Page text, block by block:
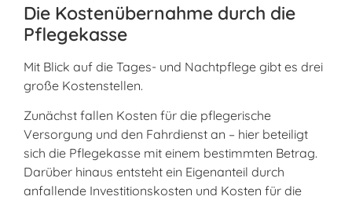
Die Kostenübernahme durch die
Pflegekasse
Mit Blick auf die Tages- und Nachtpflege gibt es drei
große Kostenstellen.
Zunächst fallen Kosten für die pflegerische
Versorgung und den Fahrdienst an – hier beteiligt
sich die Pflegekasse mit einem bestimmten Betrag.
Darüber hinaus entsteht ein Eigenanteil durch
anfallende Investitionskosten und Kosten für die